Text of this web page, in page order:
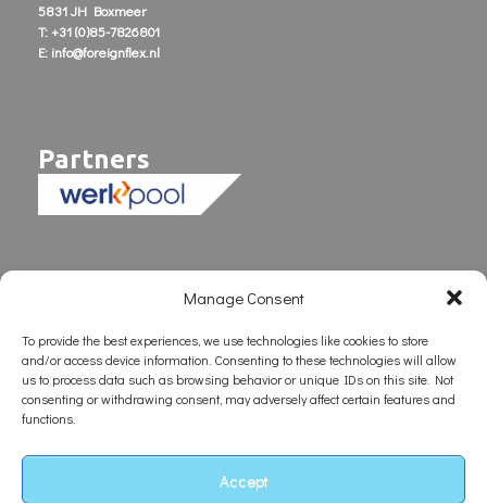
Manage Consent
To provide the best experiences, we use technologies like cookies to store
and/or access device information. Consenting to these technologies will allow
us to process data such as browsing behavior or unique IDs on this site. Not
consenting or withdrawing consent, may adversely affect certain features and
functions.
Accept
5831 JH Boxmeer
T: +31 (0)85-7826801
E: info@foreignflex.nl
Partners